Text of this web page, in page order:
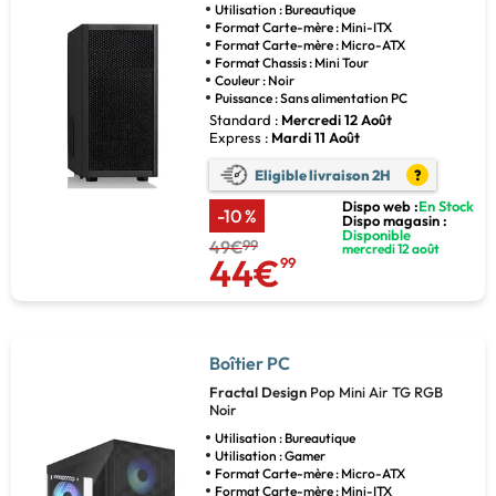
Utilisation : Bureautique
Format Carte-mère : Mini-ITX
Format Carte-mère : Micro-ATX
Format Chassis : Mini Tour
Couleur : Noir
Puissance : Sans alimentation PC
Standard : Mercredi 12 Août
Express : Mardi 11 Août
Eligible livraison 2H ?
-10 %
49€99
44€99
Dispo web :En Stock
Dispo magasin :
Disponible
mercredi 12 août
Boîtier PC
Fractal Design Pop Mini Air TG RGB
Noir
Utilisation : Bureautique
Utilisation : Gamer
Format Carte-mère : Micro-ATX
Format Carte-mère : Mini-ITX